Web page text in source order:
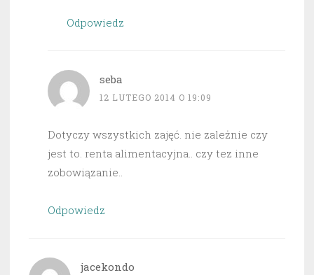
Odpowiedz
seba
12 LUTEGO 2014 O 19:09
Dotyczy wszystkich zajęć. nie zależnie czy
jest to. renta alimentacyjna.. czy tez inne
zobowiązanie..
Odpowiedz
jacekondo